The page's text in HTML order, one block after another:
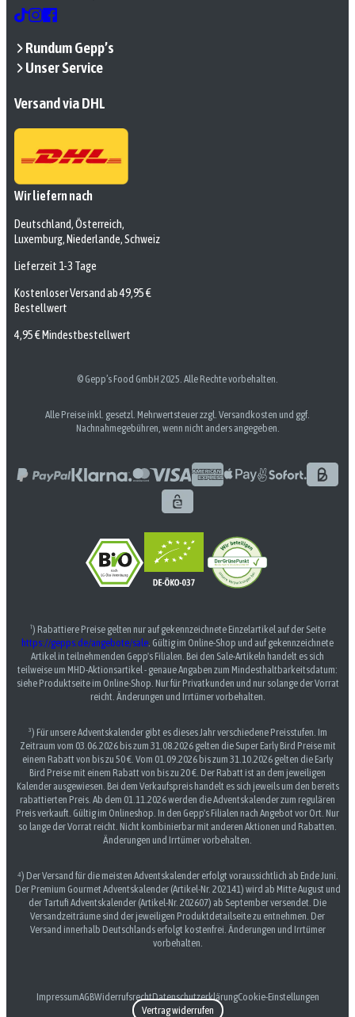
Rundum Gepp’s
Unser Service
Versand via DHL
Wir liefern nach
Deutschland, Österreich,
Luxemburg, Niederlande, Schweiz
Lieferzeit 1-3 Tage
Kostenloser Versand ab 49,95 €
Bestellwert
4,95 € Mindestbestellwert
© Gepp’s Food GmbH 2025. Alle Rechte vorbehalten.
Alle Preise inkl. gesetzl. Mehrwertsteuer zzgl. Versandkosten und ggf.
Nachnahmegebühren, wenn nicht anders angegeben.
¹) Rabattiere Preise gelten nur auf gekennzeichnete Einzelartikel auf der Seite
https://gepps.de/angebote/sale . Gültig im Online-Shop und auf gekennzeichnete
Artikel in teilnehmenden Gepp's Filialen. Bei den Sale-Artikeln handelt es sich
teilweise um MHD-Aktionsartikel - genaue Angaben zum Mindesthaltbarkeitsdatum:
siehe Produktseite im Online-Shop. Nur für Privatkunden und nur solange der Vorrat
reicht. Änderungen und Irrtümer vorbehalten.
³) Für unsere Adventskalender gibt es dieses Jahr verschiedene Preisstufen. Im
Zeitraum vom 03.06.2026 bis zum 31.08.2026 gelten die Super Early Bird Preise mit
einem Rabatt von bis zu 50 €. Vom 01.09.2026 bis zum 31.10.2026 gelten die Early
Bird Preise mit einem Rabatt von bis zu 20 €. Der Rabatt ist an dem jeweiligen
Kalender ausgewiesen. Bei dem Verkaufspreis handelt es sich jeweils um den bereits
rabattierten Preis. Ab dem 01.11.2026 werden die Adventskalender zum regulären
Preis verkauft. Gültig im Onlineshop. In den Gepp's Filialen nach Angebot vor Ort. Nur
so lange der Vorrat reicht. Nicht kombinierbar mit anderen Aktionen und Rabatten.
Änderungen und Irrtümer vorbehalten.
⁴) Der Versand für die meisten Adventskalender erfolgt voraussichtlich ab Ende Juni.
Der Premium Gourmet Adventskalender (Artikel-Nr. 202141) wird ab Mitte August und
der Tartufi Adventskalender (Artikel-Nr. 202607) ab September versendet. Die
Versandzeiträume sind der jeweiligen Produktdetailseite zu entnehmen. Der
Versand innerhalb Deutschlands erfolgt kostenfrei. Änderungen und Irrtümer
vorbehalten.
ImpressumAGBWiderrufsrechtDatenschutzerklärungCookie-Einstellungen
Vertrag widerrufen